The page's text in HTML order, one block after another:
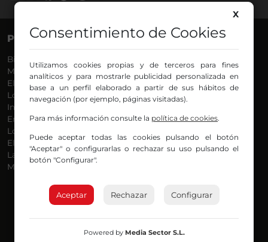
PROGRAMAS
Bilbosport
Más Música
El Madrugador
Lo Más Nuevo
Informativos
En Ruta
Locos por la Música
El Supermadrugador
La Mañana de Radio Nervión
Más Madrugada
VOCES
Belén Ollero
Dani
Eduardo
Endika
Iñigo
X
Consentimiento de Cookies
Utilizamos cookies propias y de terceros para fines
analíticos y para mostrarle publicidad personalizada en
base a un perfil elaborado a partir de sus hábitos de
navegación (por ejemplo, páginas visitadas).
Para más información consulte la política de cookies.
Puede aceptar todas las cookies pulsando el botón
"Aceptar" o configurarlas o rechazar su uso pulsando el
botón "Configurar".
Aceptar Rechazar Configurar
Powered by Media Sector S.L.